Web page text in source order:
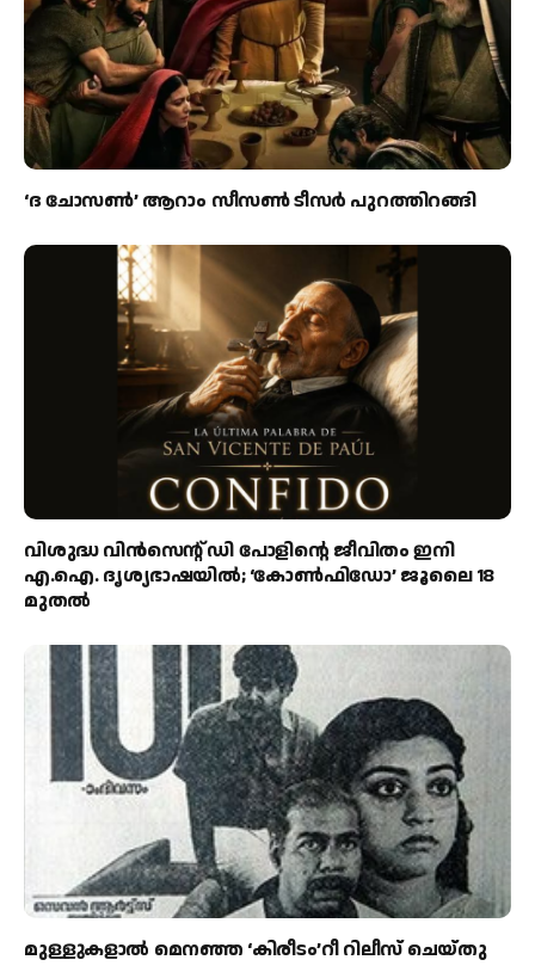
‘ദ ചോസൺ’ ആറാം സീസൺ ടീസർ പുറത്തിറങ്ങി
വിശുദ്ധ വിൻസെന്റ് ഡി പോളിന്റെ ജീവിതം ഇനി
എ.ഐ. ദൃശ്യഭാഷയിൽ; ‘കോൺഫിഡോ’ ജൂലൈ 18
മുതൽ
മുള്ളുകളാല്‍ മെനഞ്ഞ ‘കിരീടം’റീ റിലീസ് ചെയ്തു